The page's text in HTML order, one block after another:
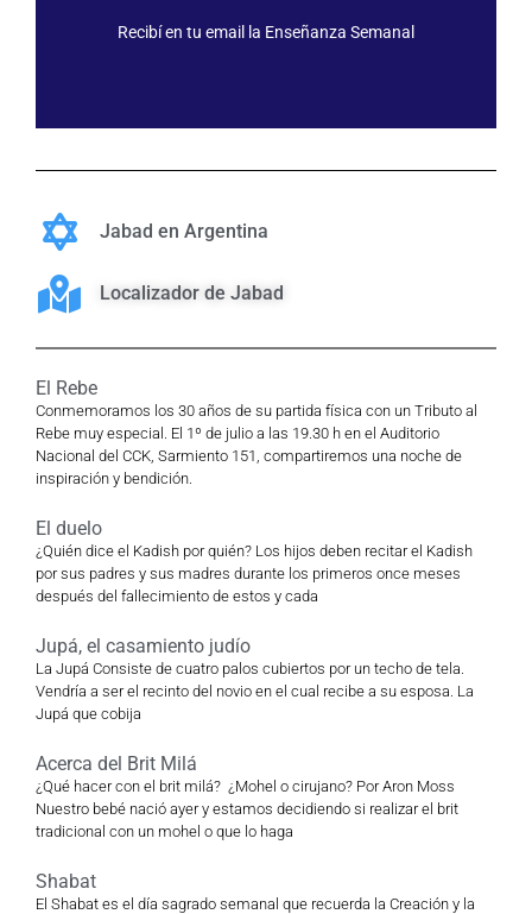
Recibí en tu email la Enseñanza Semanal
Jabad en Argentina
Localizador de Jabad
El Rebe
Conmemoramos los 30 años de su partida física con un Tributo al
Rebe muy especial. El 1º de julio a las 19.30 h en el Auditorio
Nacional del CCK, Sarmiento 151, compartiremos una noche de
inspiración y bendición.
El duelo
¿Quién dice el Kadish por quién? Los hijos deben recitar el Kadish
por sus padres y sus madres durante los primeros once meses
después del fallecimiento de estos y cada
Jupá, el casamiento judío
La Jupá Consiste de cuatro palos cubiertos por un techo de tela.
Vendría a ser el recinto del novio en el cual recibe a su esposa. La
Jupá que cobija
Acerca del Brit Milá
¿Qué hacer con el brit milá? ¿Mohel o cirujano? Por Aron Moss
Nuestro bebé nació ayer y estamos decidiendo si realizar el brit
tradicional con un mohel o que lo haga
Shabat
El Shabat es el día sagrado semanal que recuerda la Creación y la